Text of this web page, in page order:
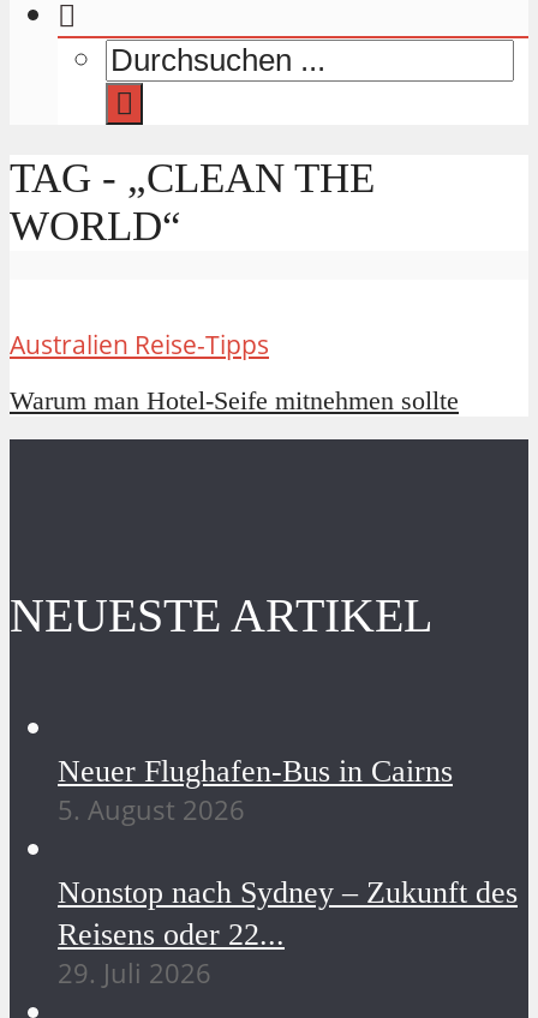
TAG - „CLEAN THE
WORLD“
Australien Reise-Tipps
Warum man Hotel-Seife mitnehmen sollte
NEUESTE ARTIKEL
Neuer Flughafen-Bus in Cairns
5. August 2026
Nonstop nach Sydney – Zukunft des
Reisens oder 22...
29. Juli 2026